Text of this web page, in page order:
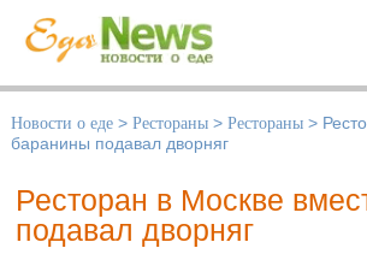
Новости о еде > Рестораны > Рестораны >
баранины подавал дворняг
Ресторан в Москве
подавал дворняг